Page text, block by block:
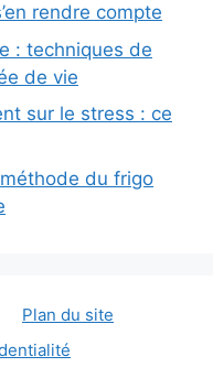
rendre compte
: techniques de
de vie
sur le stress : ce
du frigo
Plan du site